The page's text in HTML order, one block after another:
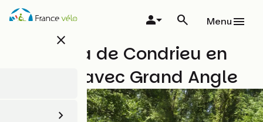
Aller
au
close
Menu
ViaRhôna de Condrieu en
Avignon avec Grand Angle